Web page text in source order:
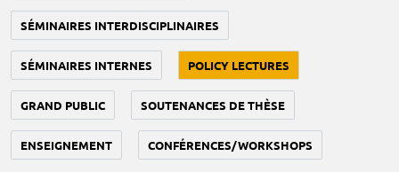
SÉMINAIRES INTERDISCIPLINAIRES
SÉMINAIRES INTERNES POLICY LECTURES
GRAND PUBLIC SOUTENANCES DE THÈSE
ENSEIGNEMENT CONFÉRENCES/WORKSHOPS